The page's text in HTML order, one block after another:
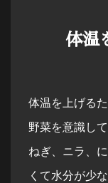
体温
体温を上げる
野菜を意識し
ねぎ、ニラ、
くて水分が少